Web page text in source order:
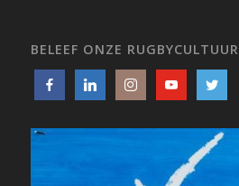
BELEEF ONZE RUGBYCULTUUR